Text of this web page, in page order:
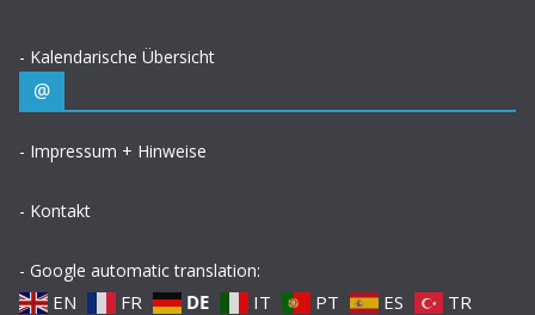
- Kalendarische Übersicht
@
- Impressum + Hinweise
- Kontakt
- Google automatic translation:
EN FR DE IT PT ES TR